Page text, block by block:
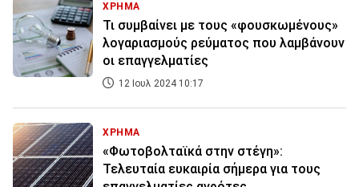
ΧΡΗΜΑ
Τι συμβαίνει με τους «φουσκωμένους»
λογαριασμούς ρεύματος που λαμβάνουν
οι επαγγελματίες
12 Ιουλ 2024 10:17
ΧΡΗΜΑ
«Φωτοβολταϊκά στην στέγη»:
Τελευταία ευκαιρία σήμερα για τους